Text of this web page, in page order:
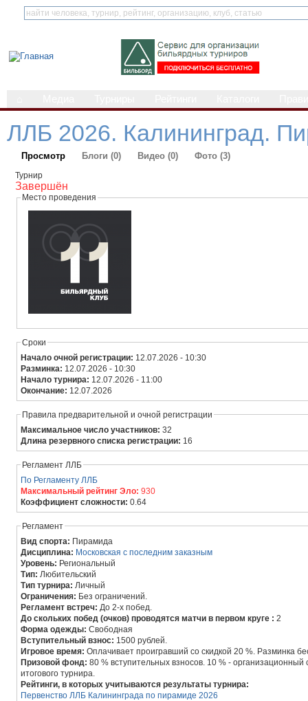
ЛЛБ 2026. Калининград.
Просмотр Блоги (0) Видео (0) Фото (3)
Турнир
Завершён
Место проведения
Сроки
Начало очной регистрации: 12.07.2026 - 10:30
Разминка: 12.07.2026 - 10:30
Начало турнира: 12.07.2026 - 11:00
Окончание: 12.07.2026
Правила предварительной и очной регистрации
Максимальное число участников:32
Длина резервного списка регистрации: 16
Регламент ЛЛБ
По Регламенту ЛЛБ
Максимальный рейтинг Эло:930
Коэффициент сложности:0.64
Регламент
Вид спорта: Пирамида
Дисциплина: Московская с последним заказным
Уровень: Региональный
Тип: Любительский
Тип турнира: Личный
Ограничения: Без ограничений.
Регламент встреч: До 2-х побед.
До скольких побед (очков) проводятся матчи в первом круге :2
Форма одежды:Свободная
Вступительный взнос: 1500 рублей.
Игровое время:Оплачивает проигравший со скидкой 20 %. Разминка
Призовой фонд:80 % вступительных взносов. 10 % -
итогового турнира.
Рейтинги, в которых учитываются результаты турнира:
Первенство ЛЛБ Калининграда по пирамиде 2026